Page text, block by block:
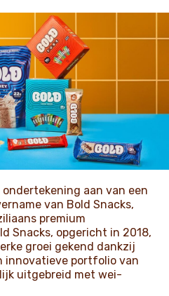
aan van een
van Bold Snacks,
premium
Snacks, opgericht in 2018,
groei gekend dankzij
innovatieve portfolio van
uitgebreid met wei-